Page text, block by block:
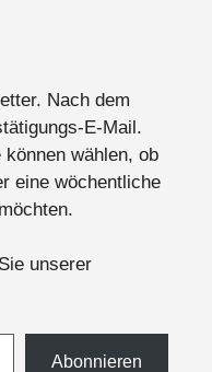
Nach dem
E-Mail.
wählen, ob
eine wöchentliche
unserer
Abonnieren